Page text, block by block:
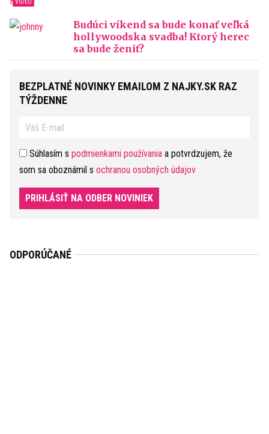
Budúci víkend sa bude konať veľká
hollywoodska svadba! Ktorý herec
sa bude ženiť?
BEZPLATNÉ NOVINKY EMAILOM Z NAJKY.SK RAZ
TÝŽDENNE
Súhlasím s podmienkami používania a potvrdzujem, že
som sa oboznámil s ochranou osobných údajov
PRIHLÁSIŤ NA ODBER NOVINIEK
ODPORÚČANÉ